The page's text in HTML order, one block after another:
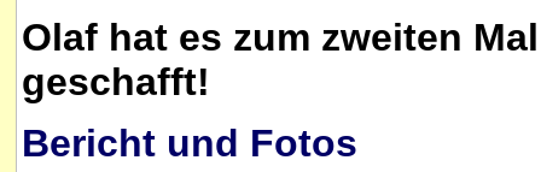
Olaf hat es zum zweiten Mal
geschafft!
Bericht und Fotos